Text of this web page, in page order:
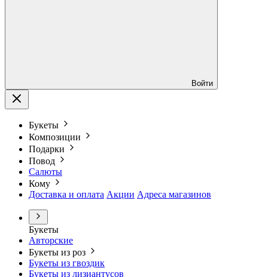
Войти
Букеты
Композиции
Подарки
Повод
Салюты
Кому
Доставка и оплата Акции Адреса магазинов
Букеты
Авторские
Букеты из роз
Букеты из гвоздик
Букеты из лизиантусов